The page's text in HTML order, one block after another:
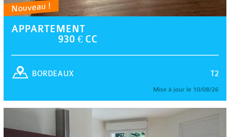
Nouveau !
APPARTEMENT
930 € CC
T2
BORDEAUX
Mise à jour le 10/08/26